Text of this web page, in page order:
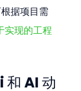
据项目需
现的工程
和 AI 动